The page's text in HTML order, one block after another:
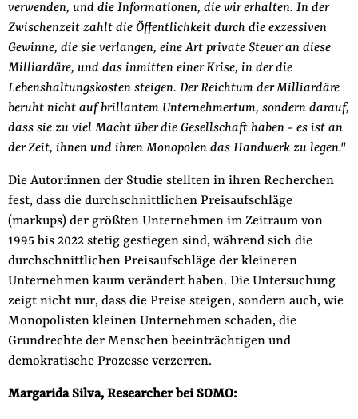
verwenden, und die Informationen, die wir erhalten. In der
Zwischenzeit zahlt die Öffentlichkeit durch die exzessiven
Gewinne, die sie verlangen, eine Art private Steuer an diese
Milliardäre, und das inmitten einer Krise, in der die
Lebenshaltungskosten steigen. Der Reichtum der Milliardäre
beruht nicht auf brillantem Unternehmertum, sondern darauf,
dass sie zu viel Macht über die Gesellschaft haben - es ist an
der Zeit, ihnen und ihren Monopolen das Handwerk zu legen."
Die Autor:innen der Studie stellten in ihren Recherchen
fest, dass die durchschnittlichen Preisaufschläge
(markups) der größten Unternehmen im Zeitraum von
1995 bis 2022 stetig gestiegen sind, während sich die
durchschnittlichen Preisaufschläge der kleineren
Unternehmen kaum verändert haben. Die Untersuchung
zeigt nicht nur, dass die Preise steigen, sondern auch, wie
Monopolisten kleinen Unternehmen schaden, die
Grundrechte der Menschen beeinträchtigen und
demokratische Prozesse verzerren.
Margarida Silva, Researcher bei SOMO: